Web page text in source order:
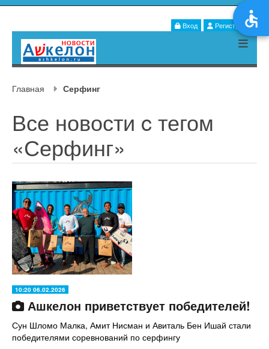
Вход Регистрация
Главная Серфинг
Все новости c тегом
«Серфинг»
10:20 06.02.2026
Ашкелон приветствует победителей!
Сун Шломо Малка, Амит Нисман и Авиталь Бен Ишай стали
победителями соревнований по серфингу